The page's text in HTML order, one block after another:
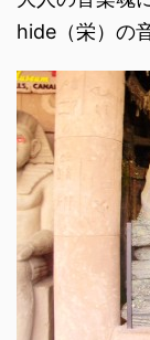
hide（栄）の